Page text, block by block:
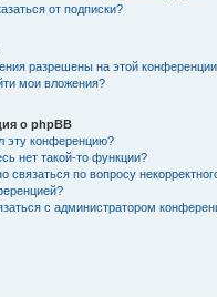
от подписки?
разрешены на этой
мои вложения?
о phpBB
эту конференцию?
нет такой-то функции?
связаться по вопросу
с администратором